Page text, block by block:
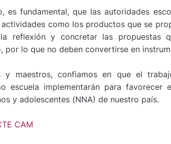
es fundamental, que las autoridades
como los productos que se
reflexión y concretar las propuestas
por lo que no deben convertirse en
y maestros, confiamos en que el
escuela implementarán para
y adolescentes (NNA) de nuestro país.
CAM